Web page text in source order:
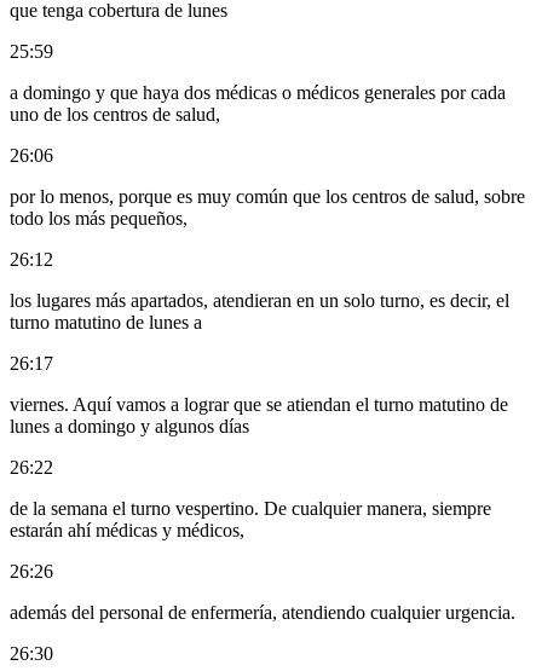
que tenga cobertura de lunes
25:59
a domingo y que haya dos médicas o médicos generales por cada
uno de los centros de salud,
26:06
por lo menos, porque es muy común que los centros de salud, sobre
todo los más pequeños,
26:12
los lugares más apartados, atendieran en un solo turno, es decir, el
turno matutino de lunes a
26:17
viernes. Aquí vamos a lograr que se atiendan el turno matutino de
lunes a domingo y algunos días
26:22
de la semana el turno vespertino. De cualquier manera, siempre
estarán ahí médicas y médicos,
26:26
además del personal de enfermería, atendiendo cualquier urgencia.
26:30